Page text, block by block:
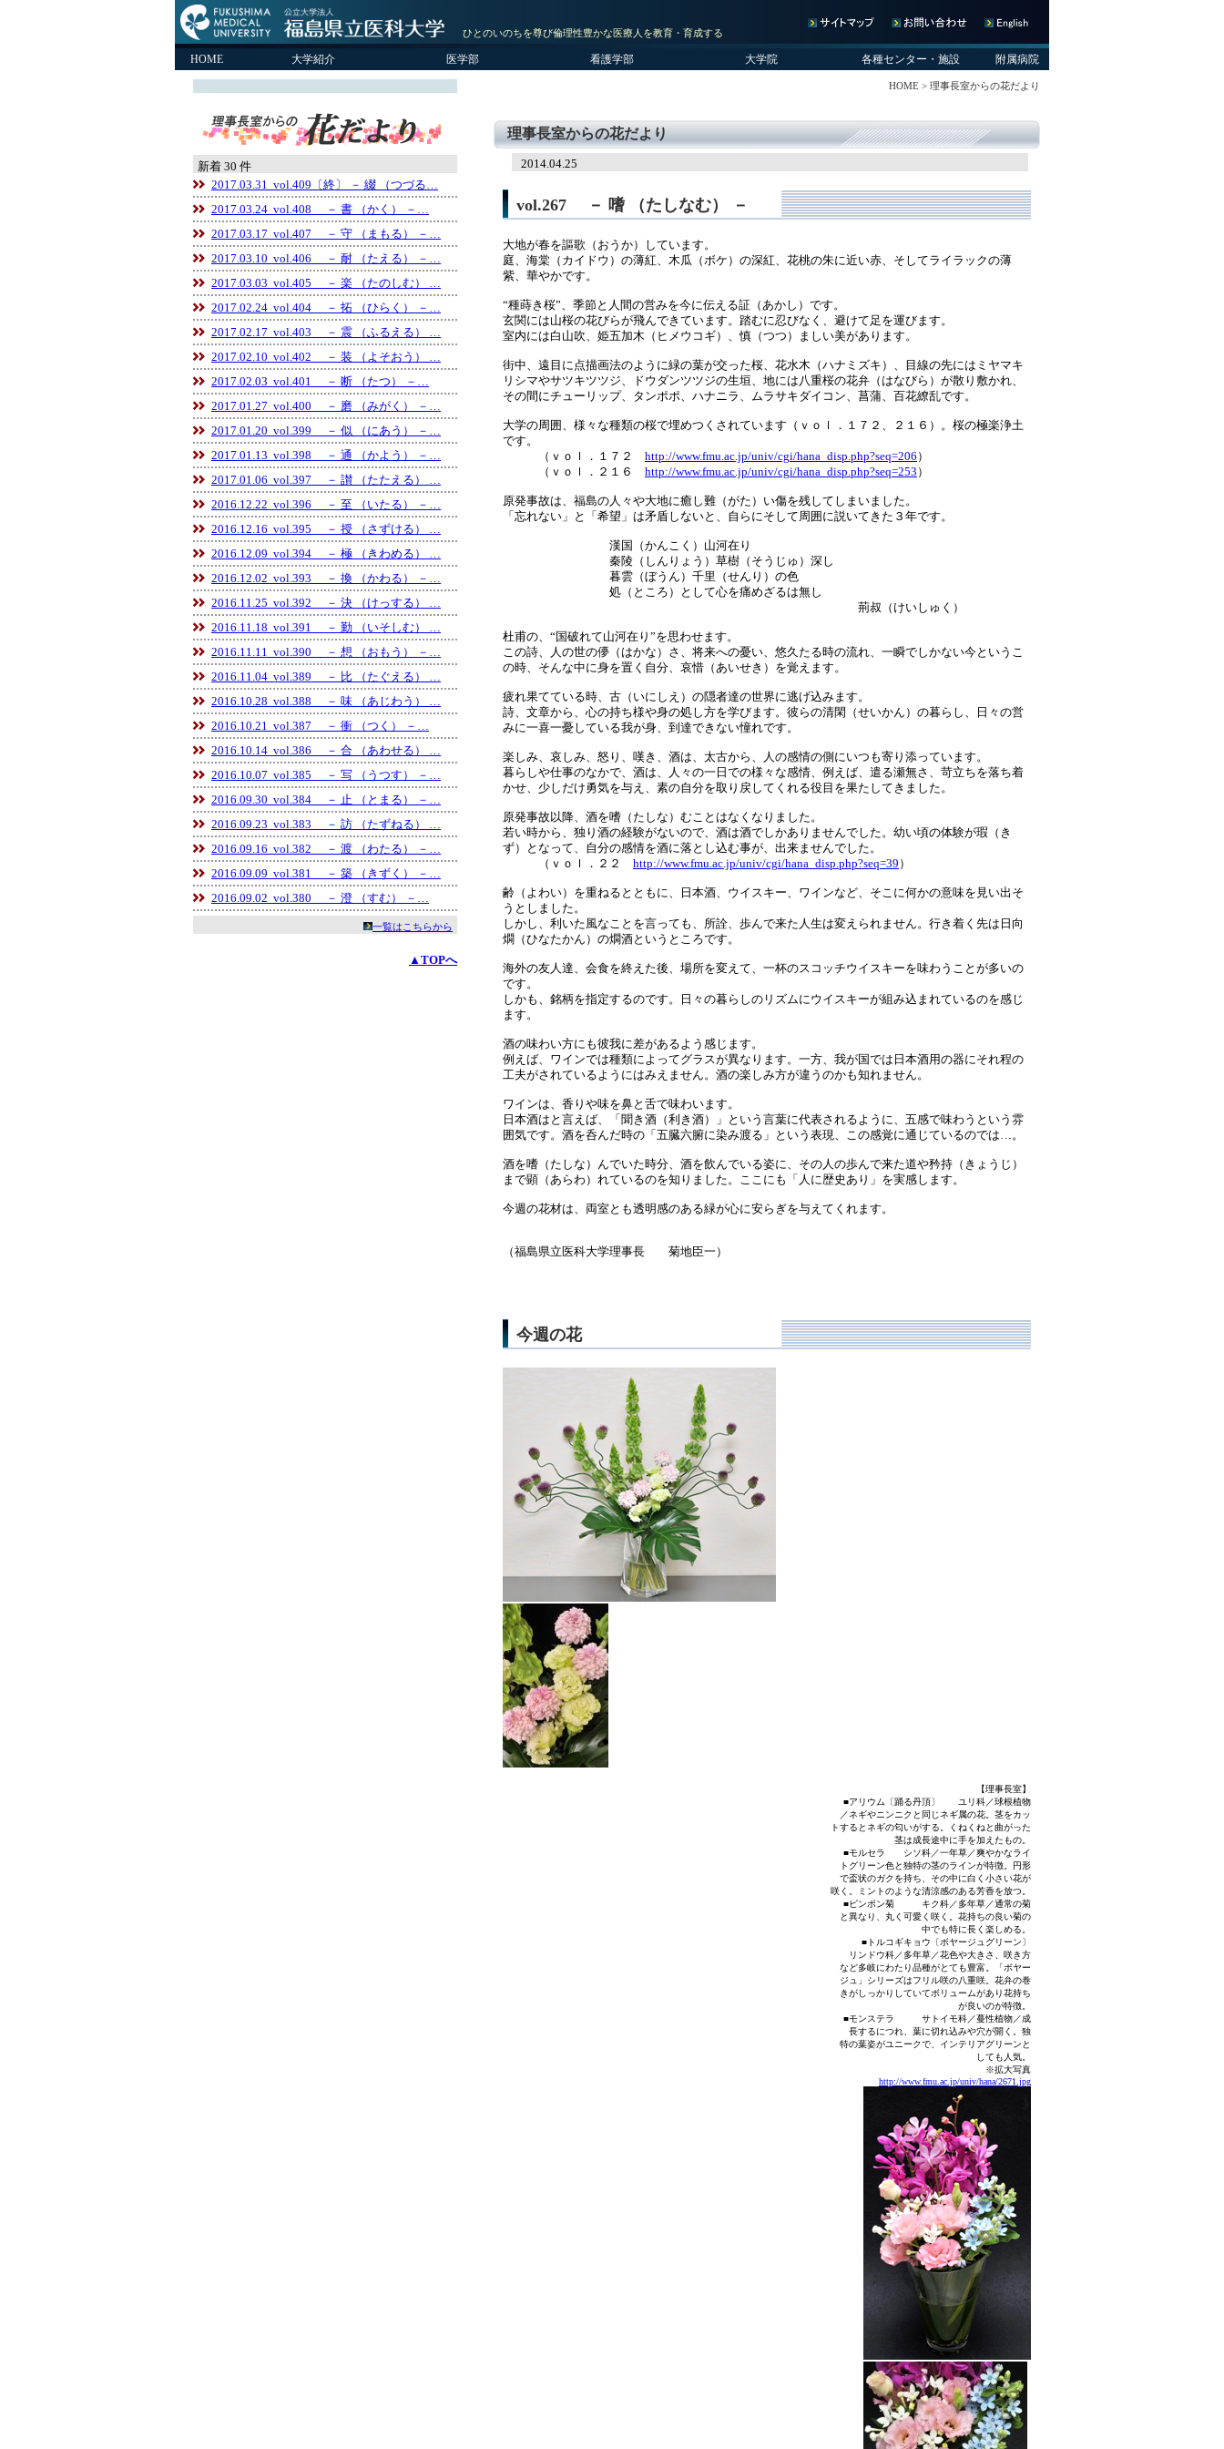
ひとのいのちを尊び倫理性豊かな医療人を教育・育成する
HOME 大学紹介 医学部 看護学部 大学院 各種センター・施設 附属病院
HOME > 理事長室からの花だより
新着 30 件
2017.03.31 vol.409〔終〕 － 綴 （つづる…
2017.03.24 vol.408 － 書 （かく） －…
2017.03.17 vol.407 － 守 （まもる） －…
2017.03.10 vol.406 － 耐 （たえる） －…
2017.03.03 vol.405 － 楽 （たのしむ） …
2017.02.24 vol.404 － 拓 （ひらく） －…
2017.02.17 vol.403 － 震 （ふるえる） …
2017.02.10 vol.402 － 装 （よそおう） …
2017.02.03 vol.401 － 断 （たつ） －…
2017.01.27 vol.400 － 磨 （みがく） －…
2017.01.20 vol.399 － 似 （にあう） －…
2017.01.13 vol.398 － 通 （かよう） －…
2017.01.06 vol.397 － 讃 （たたえる） …
2016.12.22 vol.396 － 至 （いたる） －…
2016.12.16 vol.395 － 授 （さずける） …
2016.12.09 vol.394 － 極 （きわめる） …
2016.12.02 vol.393 － 換 （かわる） －…
2016.11.25 vol.392 － 決 （けっする） …
2016.11.18 vol.391 － 勤 （いそしむ） …
2016.11.11 vol.390 － 想 （おもう） －…
2016.11.04 vol.389 － 比 （たぐえる） …
2016.10.28 vol.388 － 味 （あじわう） …
2016.10.21 vol.387 － 衝 （つく） －…
2016.10.14 vol.386 － 合 （あわせる） …
2016.10.07 vol.385 － 写 （うつす） －…
2016.09.30 vol.384 － 止 （とまる） －…
2016.09.23 vol.383 － 訪 （たずねる） …
2016.09.16 vol.382 － 渡 （わたる） －…
2016.09.09 vol.381 － 築 （きずく） －…
2016.09.02 vol.380 － 澄 （すむ） －…
一覧はこちらから
理事長室からの花だより
2014.04.25
vol.267 － 嗜 （たしなむ） －
大地が春を謳歌（おうか）しています。
庭、海棠（カイドウ）の薄紅、木瓜（ボケ）の深紅、花桃の朱に近い赤、そしてライラックの薄
紫、華やかです。
“種蒔き桜”、季節と人間の営みを今に伝える証（あかし）です。
玄関には山桜の花びらが飛んできています。踏むに忍びなく、避けて足を運びます。
室内には白山吹、姫五加木（ヒメウコギ）、慎（つつ）ましい美があります。
街中、遠目に点描画法のように緑の葉が交った桜、花水木（ハナミズキ）、目線の先にはミヤマキ
リシマやサツキツツジ、ドウダンツツジの生垣、地には八重桜の花弁（はなびら）が散り敷かれ、
その間にチューリップ、タンポポ、ハナニラ、ムラサキダイコン、菖蒲、百花繚乱です。
大学の周囲、様々な種類の桜で埋めつくされています（ｖｏｌ．１７２、２１６）。桜の極楽浄土
です。
（ｖｏｌ．１７２ http://www.fmu.ac.jp/univ/cgi/hana_disp.php?seq=206 ）
（ｖｏｌ．２１６ http://www.fmu.ac.jp/univ/cgi/hana_disp.php?seq=253 ）
原発事故は、福島の人々や大地に癒し難（がた）い傷を残してしまいました。
「忘れない」と「希望」は矛盾しないと、自らにそして周囲に説いてきた３年です。
漢国（かんこく）山河在り
秦陵（しんりょう）草樹（そうじゅ）深し
暮雲（ぼうん）千里（せんり）の色
処（ところ）として心を痛めざるは無し
荊叔（けいしゅく）
杜甫の、“国破れて山河在り”を思わせます。
この詩、人の世の儚（はかな）さ、将来への憂い、悠久たる時の流れ、一瞬でしかない今というこ
の時、そんな中に身を置く自分、哀惜（あいせき）を覚えます。
疲れ果てている時、古（いにしえ）の隠者達の世界に逃げ込みます。
詩、文章から、心の持ち様や身の処し方を学びます。彼らの清閑（せいかん）の暮らし、日々の営
みに一喜一憂している我が身、到達できない憧れです。
楽しみ、哀しみ、怒り、嘆き、酒は、太古から、人の感情の側にいつも寄り添っています。
暮らしや仕事のなかで、酒は、人々の一日での様々な感情、例えば、遣る瀬無さ、苛立ちを落ち着
かせ、少しだけ勇気を与え、素の自分を取り戻してくれる役目を果たしてきました。
原発事故以降、酒を嗜（たしな）むことはなくなりました。
若い時から、独り酒の経験がないので、酒は酒でしかありませんでした。幼い頃の体験が瑕（き
ず）となって、自分の感情を酒に落とし込む事が、出来ませんでした。
（ｖｏｌ．２２ http://www.fmu.ac.jp/univ/cgi/hana_disp.php?seq=39 ）
齢（よわい）を重ねるとともに、日本酒、ウイスキー、ワインなど、そこに何かの意味を見い出そ
うとしました。
しかし、利いた風なことを言っても、所詮、歩んで来た人生は変えられません。行き着く先は日向
燗（ひなたかん）の燗酒というところです。
海外の友人達、会食を終えた後、場所を変えて、一杯のスコッチウイスキーを味わうことが多いの
です。
しかも、銘柄を指定するのです。日々の暮らしのリズムにウイスキーが組み込まれているのを感じ
ます。
酒の味わい方にも彼我に差があるよう感じます。
例えば、ワインでは種類によってグラスが異なります。一方、我が国では日本酒用の器にそれ程の
工夫がされているようにはみえません。酒の楽しみ方が違うのかも知れません。
ワインは、香りや味を鼻と舌で味わいます。
日本酒はと言えば、「聞き酒（利き酒）」という言葉に代表されるように、五感で味わうという雰
囲気です。酒を呑んだ時の「五臓六腑に染み渡る」という表現、この感覚に通じているのでは…。
酒を嗜（たしな）んでいた時分、酒を飲んでいる姿に、その人の歩んで来た道や矜持（きょうじ）
まで顕（あらわ）れているのを知りました。ここにも「人に歴史あり」を実感します。
今週の花材は、両室とも透明感のある緑が心に安らぎを与えてくれます。
（福島県立医科大学理事長 菊地臣一）
今週の花
【理事長室】
■アリウム〔踊る丹頂〕 ユリ科／球根植物
／ネギやニンニクと同じネギ属の花。茎をカッ
トするとネギの匂いがする。くねくねと曲がった
茎は成長途中に手を加えたもの。
■モルセラ シソ科／一年草／爽やかなライ
トグリーン色と独特の茎のラインが特徴。円形
で盃状のガクを持ち、その中に白く小さい花が
咲く。ミントのような清涼感のある芳香を放つ。
■ピンポン菊 キク科／多年草／通常の菊
と異なり、丸く可愛く咲く。花持ちの良い菊の
中でも特に長く楽しめる。
■トルコギキョウ〔ボヤージュグリーン〕
リンドウ科／多年草／花色や大きさ、咲き方
など多岐にわたり品種がとても豊富。「ボヤー
ジュ」シリーズはフリル咲の八重咲。花弁の巻
きがしっかりしていてボリュームがあり花持ち
が良いのが特徴。
■モンステラ サトイモ科／蔓性植物／成
長するにつれ、葉に切れ込みや穴が開く。独
特の葉姿がユニークで、インテリアグリーンと
しても人気。
※拡大写真
http://www.fmu.ac.jp/univ/hana/2671.jpg
▲TOPへ